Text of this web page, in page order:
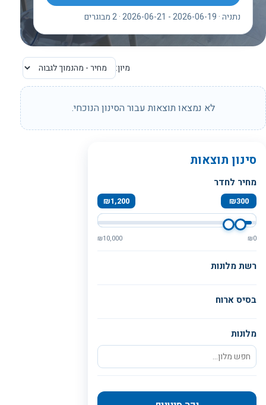
נתניה · 2026-06-19 - 2026-06-21 · 2 מבוגרים
מיון:
לא נמצאו תוצאות עבור הסינון הנוכחי.
סינון תוצאות
מחיר לחדר
₪300
₪1,200
₪0
₪10,000
רשת מלונות
בסיס ארוח
מלונות